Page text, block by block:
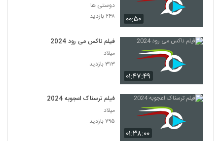
۰۰:۵۰
دوستی ها
۲۴۸ بازدید
۰۱:۴۷:۴۹
فیلم ناکس می رود 2024
میلاد
۳۱۳ بازدید
۰۱:۳۸:۰۰
فیلم ترسناک اعجوبه 2024
میلاد
۷۹۵ بازدید